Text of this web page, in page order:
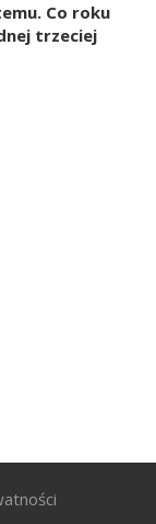
Co roku
trzeciej